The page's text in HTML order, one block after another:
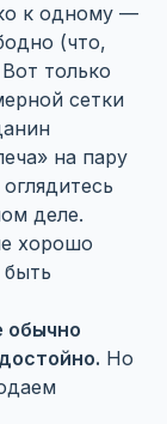
к одному —
(что,
только
сетки
на пару
деле.
хорошо
обычно
Но